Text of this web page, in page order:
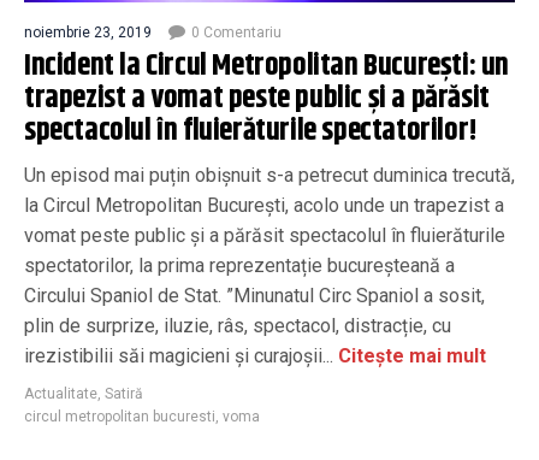
noiembrie 23, 2019 0 Comentariu
Incident la Circul Metropolitan București: un
trapezist a vomat peste public și a părăsit
spectacolul în fluierăturile spectatorilor!
Un episod mai puțin obișnuit s-a petrecut duminica trecută,
la Circul Metropolitan București, acolo unde un trapezist a
vomat peste public și a părăsit spectacolul în fluierăturile
spectatorilor, la prima reprezentație bucureșteană a
Circului Spaniol de Stat. ”Minunatul Circ Spaniol a sosit,
plin de surprize, iluzie, râs, spectacol, distracție, cu
irezistibilii săi magicieni și curajoșii... Citește mai mult
Actualitate, Satiră
circul metropolitan bucuresti, voma